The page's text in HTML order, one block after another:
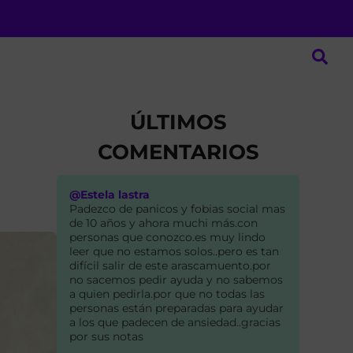
ÚLTIMOS
COMENTARIOS
@Estela lastra
Padezco de panicos y fobias social mas
de 10 años y ahora muchi más.con
personas que conozco.es muy lindo
leer que no estamos solos..pero es tan
difícil salir de este arascamuento.por
no sacemos pedir ayuda y no sabemos
a quien pedirla.por que no todas las
personas están preparadas para ayudar
a los que padecen de ansiedad..gracias
por sus notas